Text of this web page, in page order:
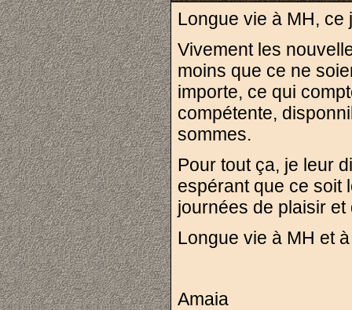
Longue vie à MH, ce
Vivement les
moins que ce ne
importe, ce qui
compétente,
sommes.
Pour tout ça, je leur
espérant que ce soit
journées de plaisir et
Longue vie à MH et
Amaia